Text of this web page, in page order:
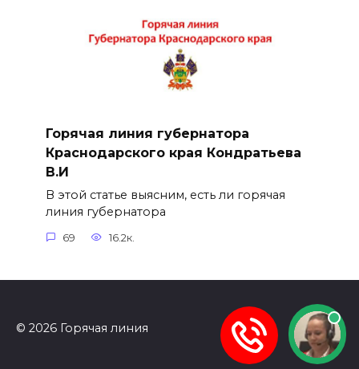
Горячая линия губернатора
Краснодарского края Кондратьева
В.И
В этой статье выясним, есть ли горячая
линия губернатора
69 16.2к.
© 2026 Горячая линия